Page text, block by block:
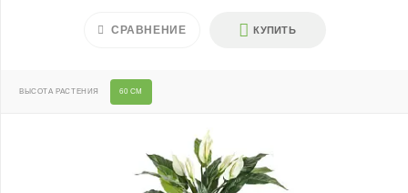
КУПИТЬ
СРАВНЕНИЕ
ВЫСОТА РАСТЕНИЯ 60 СМ